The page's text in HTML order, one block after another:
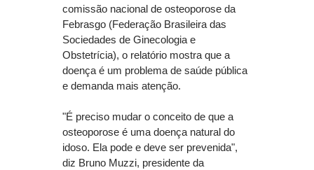
comissão nacional de osteoporose da
Febrasgo (Federação Brasileira das
Sociedades de Ginecologia e
Obstetrícia), o relatório mostra que a
doença é um problema de saúde pública
e demanda mais atenção.
"É preciso mudar o conceito de que a
osteoporose é uma doença natural do
idoso. Ela pode e deve ser prevenida",
diz Bruno Muzzi, presidente da